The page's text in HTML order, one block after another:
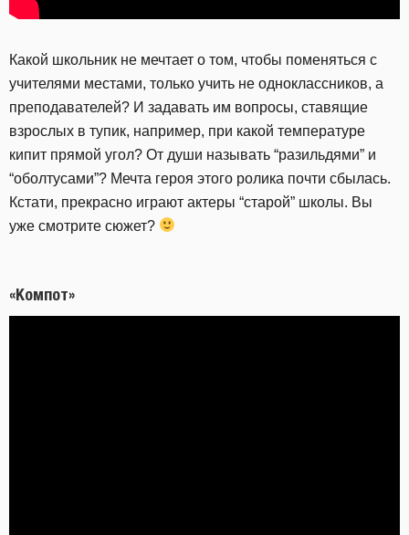
Какой школьник не мечтает о том, чтобы поменяться с
учителями местами, только учить не одноклассников, а
преподавателей? И задавать им вопросы, ставящие
взрослых в тупик, например, при какой температуре
кипит прямой угол? От души называть “разильдями” и
“оболтусами”? Мечта героя этого ролика почти сбылась.
Кстати, прекрасно играют актеры “старой” школы. Вы
уже смотрите сюжет?
«Компот»